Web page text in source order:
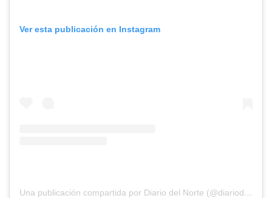
Ver esta publicación en Instagram
Una publicación compartida por Diario del Norte (@diariodelnorte)